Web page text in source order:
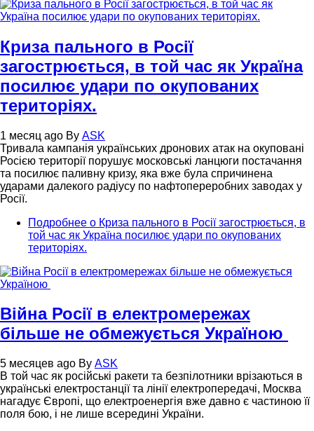
Криза пального в Росії
загострюється, в той час як Україна
посилює удари по окупованих
територіях.
1 месяц ago By ASK
Тривала кампанія українських дронових атак на окуповані
Росією території порушує московські ланцюги постачання
та посилює паливну кризу, яка вже була спричинена
ударами далекого радіусу по нафтопереробних заводах у
Росії.
Подробнее о Криза пального в Росії загострюється, в
той час як Україна посилює удари по окупованих
територіях.
Війна Росії в електромережах
більше не обмежується Україною
5 месяцев ago By ASK
В той час як російські ракети та безпілотники врізаються в
українські електростанції та лінії електропередачі, Москва
нагадує Європі, що електроенергія вже давно є частиною її
поля бою, і не лише всередині України.